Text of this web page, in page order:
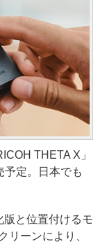
THETA X」
予定。日本でも
と位置付けるモ
リーンにより、